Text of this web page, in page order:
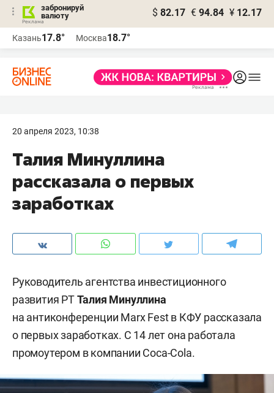
забронируй
валюту
$ 82.17 € 94.84 ¥ 12.17
Казань17.8° Москва18.7°
20 апреля 2023, 10:38
Талия Минуллина
рассказала о первых
заработках
Руководитель агентства инвестиционного
развития РТТалия Минуллина
на антиконференции Marx Fest в КФУ рассказала
о первых заработках. С 14 лет она работала
промоутером в компании Coca-Cola.